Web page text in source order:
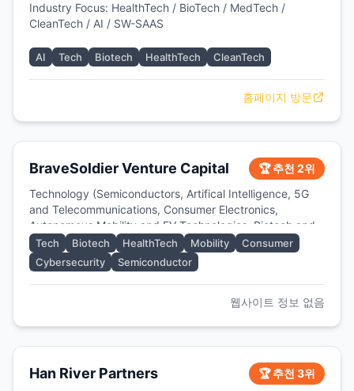
Industry Focus: HealthTech / BioTech / MedTech /
CleanTech / AI / SW-SAAS
AI Tech Biotech HealthTech CleanTech
홈페이지 방문
BraveSoldier Venture Capital
🏆 추천 2위
Technology (Semiconductors, Artifical Intelligence, 5G
and Telecommunications, Consumer Electronics,
Autonomous Mobility and EV Technologies, Biotech and
Digital Health, Cybersecurity, Metaverse)
Tech Biotech HealthTech Mobility
Consumer
Cybersecurity
Semiconductor
웹사이트 정보 없음
Han River Partners
🏆 추천 3위